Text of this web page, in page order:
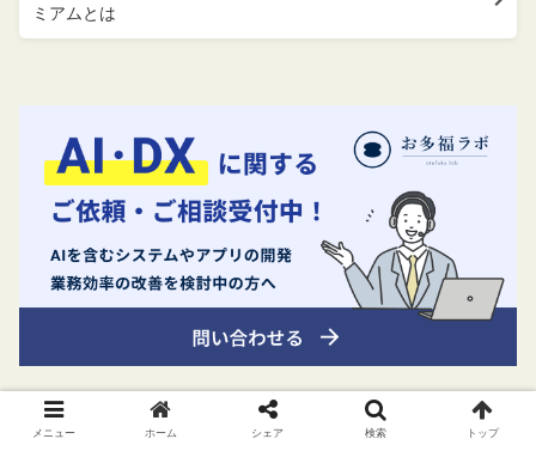
ミアムとは
メニュー ホーム シェア 検索 トップ